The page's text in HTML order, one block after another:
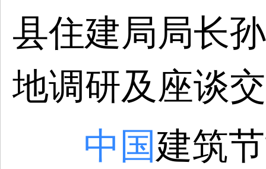
县住建局局长
地调研及座谈
中国建筑